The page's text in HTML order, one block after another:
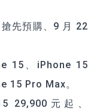
搶先預購、9 月 22
15、iPhone 15
15 Pro Max。
29,900元起、